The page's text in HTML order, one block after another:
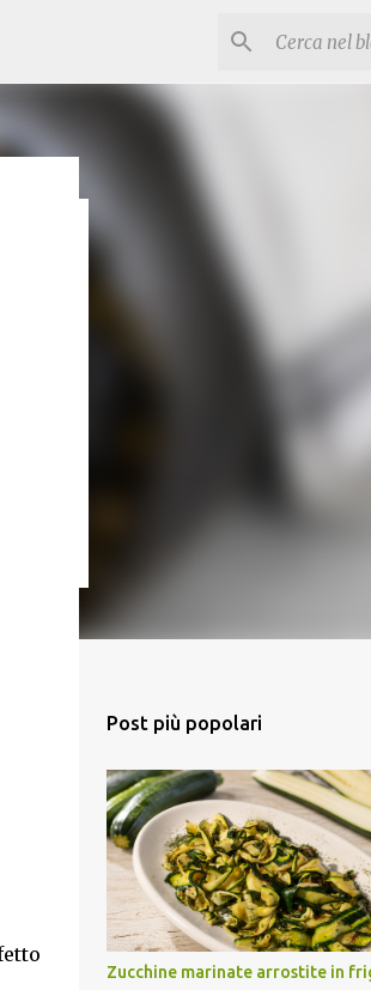
e
(3
Post più popolari
Zucchine marinate arrostite in